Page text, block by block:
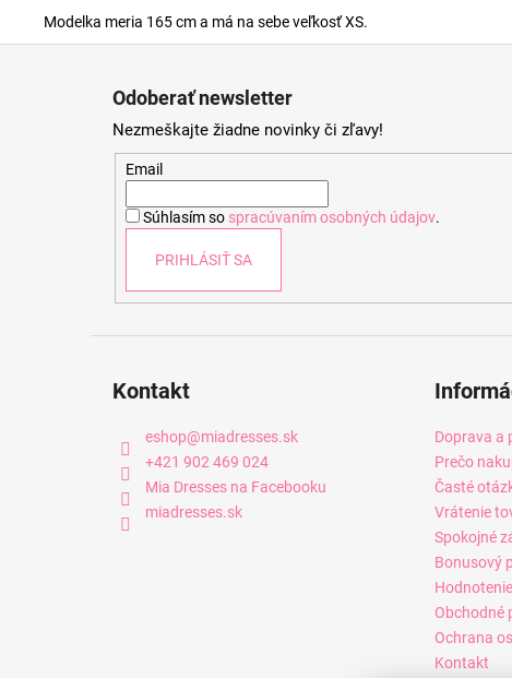
Modelka meria 165 cm a má na sebe veľkosť XS.
Odoberať newsletter
Nezmeškajte žiadne novinky či zľavy!
Email
Súhlasím so spracúvaním osobných údajov.
PRIHLÁSIŤ SA
Kontakt
eshop@miadresses.sk
+421 902 469 024
Mia Dresses na Facebooku
miadresses.sk
Doprava a
Prečo
Časté
Vrátenie
Spokojné
Bonusový
Obchodné
Ochrana
Kontakt